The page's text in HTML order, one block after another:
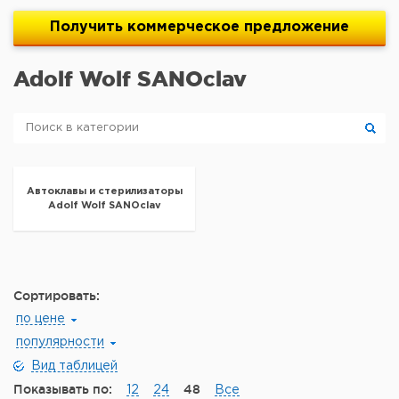
Получить коммерческое предложение
Adolf Wolf SANOclav
Автоклавы и стерилизаторы
Adolf Wolf SANOclav
Сортировать:
по цене
популярности
Вид таблицей
Показывать по: 12 24 48 Все